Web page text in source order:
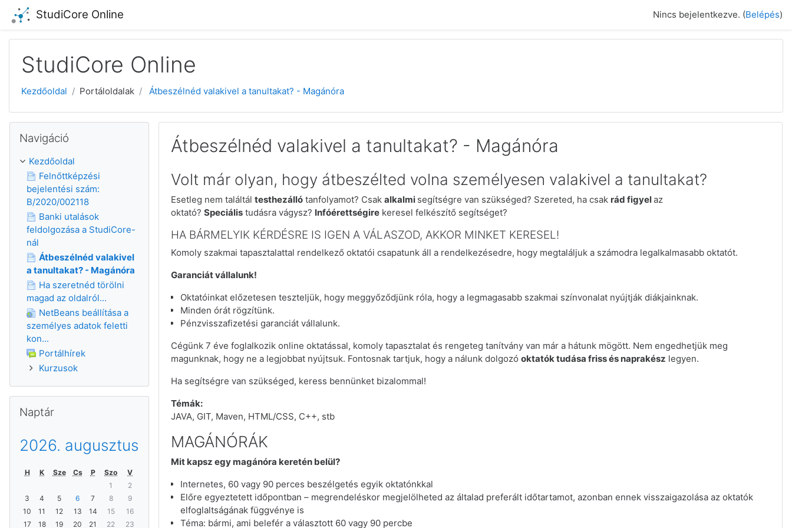
Tovább a fő tartalomhoz
StudiCore Online Nincs bejelentkezve. (Belépés)
StudiCore Online
Kezdőoldal Portáloldalak Átbeszélnéd valakivel a tanultakat? - Magánóra
Átbeszélnéd valakivel a tanultakat? - Magánóra
Volt már olyan, hogy átbeszélted volna személyesen valakivel a tanultakat?
Esetleg nem találtál testhezállótanfolyamot? Csak alkalmi segítségre van szükséged? Szereted, ha csak rád figyelaz
oktató? Speciálistudásra vágysz? Infóérettségirekeresel felkészítő segítséget?
HA BÁRMELYIK KÉRDÉSRE IS IGEN A VÁLASZOD, AKKOR MINKET KERESEL!
Komoly szakmai tapasztalattal rendelkező oktatói csapatunk áll a rendelkezésedre, hogy megtaláljuk a számodra legalkalmasabb oktatót.
Garanciát vállalunk!
Oktatóinkat előzetesen teszteljük, hogy meggyőződjünk róla, hogy a legmagasabb szakmai színvonalat nyújtják diákjainknak.
Minden órát rögzítünk.
Pénzvisszafizetési garanciát vállalunk.
Cégünk 7 éve foglalkozik online oktatással, komoly tapasztalat és rengeteg tanítvány van már a hátunk mögött. Nem engedhetjük meg
magunknak, hogy ne a legjobbat nyújtsuk. Fontosnak tartjuk, hogy a nálunk dolgozó oktatók tudása friss és naprakész legyen.
Ha segítségre van szükséged, keress bennünket bizalommal!
Témák:
JAVA, GIT, Maven, HTML/CSS, C++, stb
MAGÁNÓRÁK
Mit kapsz egy magánóra keretén belül?
Internetes, 60 vagy 90 perces beszélgetés egyik oktatónkkal
Előre egyeztetett időpontban – megrendeléskor megjelölheted az általad preferált időtartamot, azonban ennek visszaigazolása az oktatók
elfoglaltságának függvénye is
Téma: bármi, ami belefér a választott 60 vagy 90 percbe
Navigáció
Kezdőoldal
Felnőttképzési
bejelentési szám:
B/2020/002118
Banki utalások
feldolgozása a StudiCore-
nál
Átbeszélnéd valakivel
a tanultakat? - Magánóra
Ha szeretnéd törölni
magad az oldalról...
NetBeans beállítása a
személyes adatok feletti
kon...
Portálhírek
Kurzusok
Naptár
2026. augusztus
H K Sze Cs P Szo
V
1
2
3
4 5 6 7 8
9
10
11 12 13 14 15
16
17
18 19 20 21 22 23